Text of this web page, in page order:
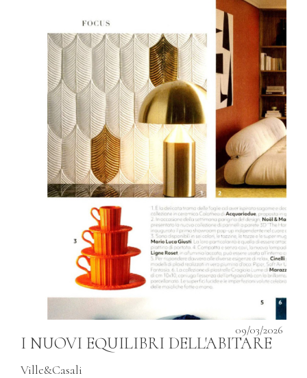
09/03/2026
I NUOVI EQUILIBRI DELL'ABITARE
Ville&Casali